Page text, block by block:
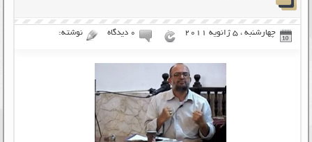
چهارشنبه ، 5 ژانویه 2011 ۰ دیدگاه نوشته: